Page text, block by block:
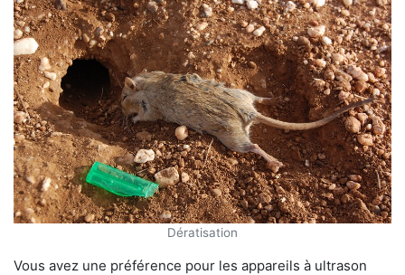
Dératisation
Vous avez une préférence pour les appareils à ultrason